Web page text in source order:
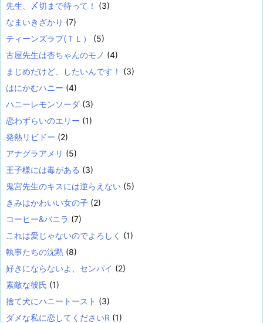
先生、〆切まで待って！
(3)
なまいきざかり (7)
ティーンズラブ(ＴＬ）
(5)
古屋先生は杏ちゃんのモノ (4)
まじめだけど、したいんです！
(3)
はにかむハニー (4)
ハニーレモンソーダ (3)
恋わずらいのエリー (1)
発熱リビドー (2)
アナグラアメリ (5)
王子様には毒がある (3)
鬼宮先生のキスには逆らえない (5)
きみはかわいい女の子 (2)
コーヒー&バニラ (7)
これは愛じゃないのでよろしく (1)
執事たちの沈黙 (8)
好きにならないよ、センパイ (2)
素敵な彼氏 (1)
捨て犬にハニートースト (3)
ダメな私に恋してくださいR (1)